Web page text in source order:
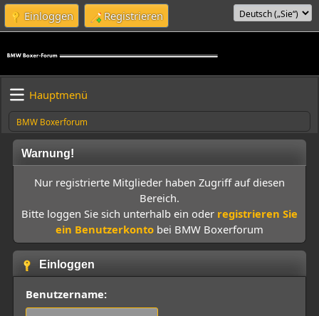
Einloggen Registrieren
Hauptmenü
BMW Boxerforum
Warnung!
Nur registrierte Mitglieder haben Zugriff auf diesen
Bereich.
Bitte loggen Sie sich unterhalb ein oder registrieren Sie
ein Benutzerkonto bei BMW Boxerforum
Einloggen
Benutzername: